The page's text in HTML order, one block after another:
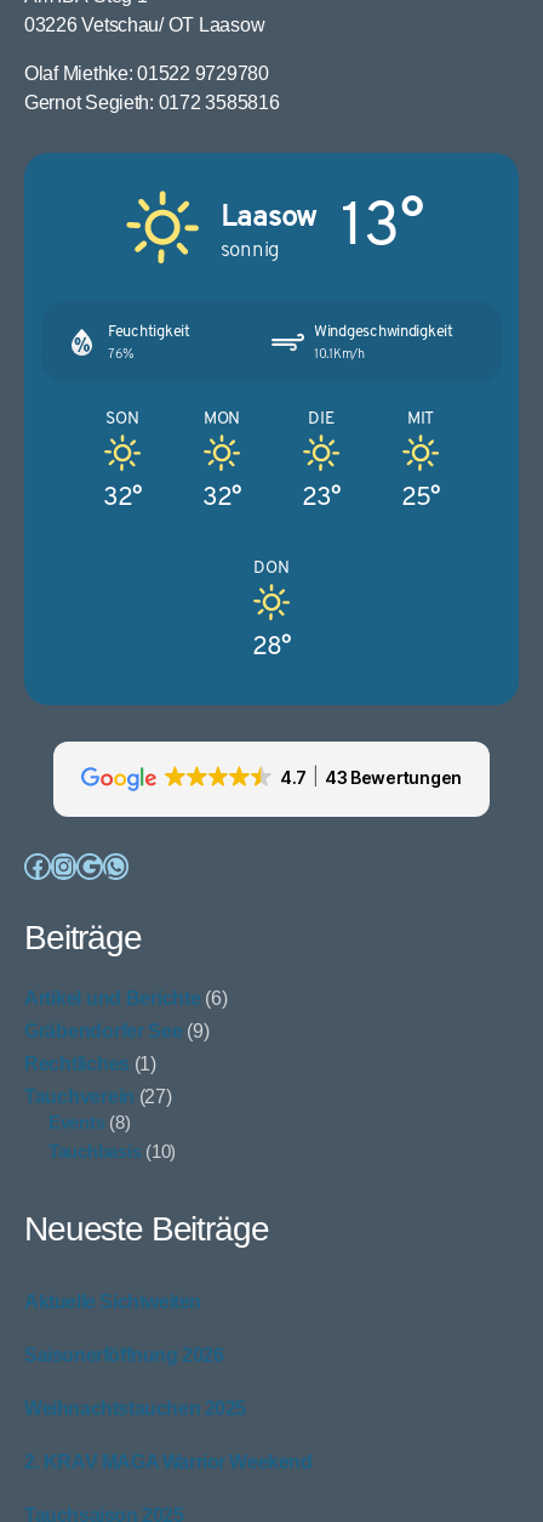
03226 Vetschau/ OT Laasow
Olaf Miethke: 01522 9729780
Gernot Segieth: 0172 3585816
Laasow
sonnig 13°
Feuchtigkeit
76%
Windgeschwindigkeit
10.1Km/h
SON
32°
MON
32°
DIE
23°
MIT
25°
DON
28°
4.7 43 Bewertungen
Facebook
Instagram
Google
WhatsApp
Beiträge
Artikel und Berichte (6)
Gräbendorfer See (9)
Rechtliches (1)
Tauchverein (27)
Events(8)
Tauchbasis(10)
Neueste Beiträge
Aktuelle Sichtweiten
Saisonerföffnung 2026
Weihnachtstauchen 2025
2. KRAV MAGA Warrior Weekend
Tauchsaison 2025